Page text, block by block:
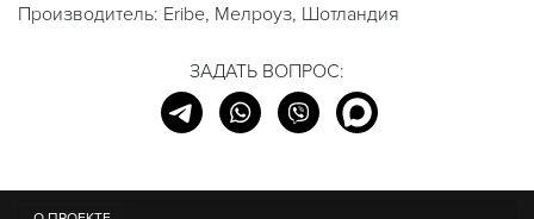
Производитель: Eribe, Мелроуз, Шотландия
ЗАДАТЬ ВОПРОС: